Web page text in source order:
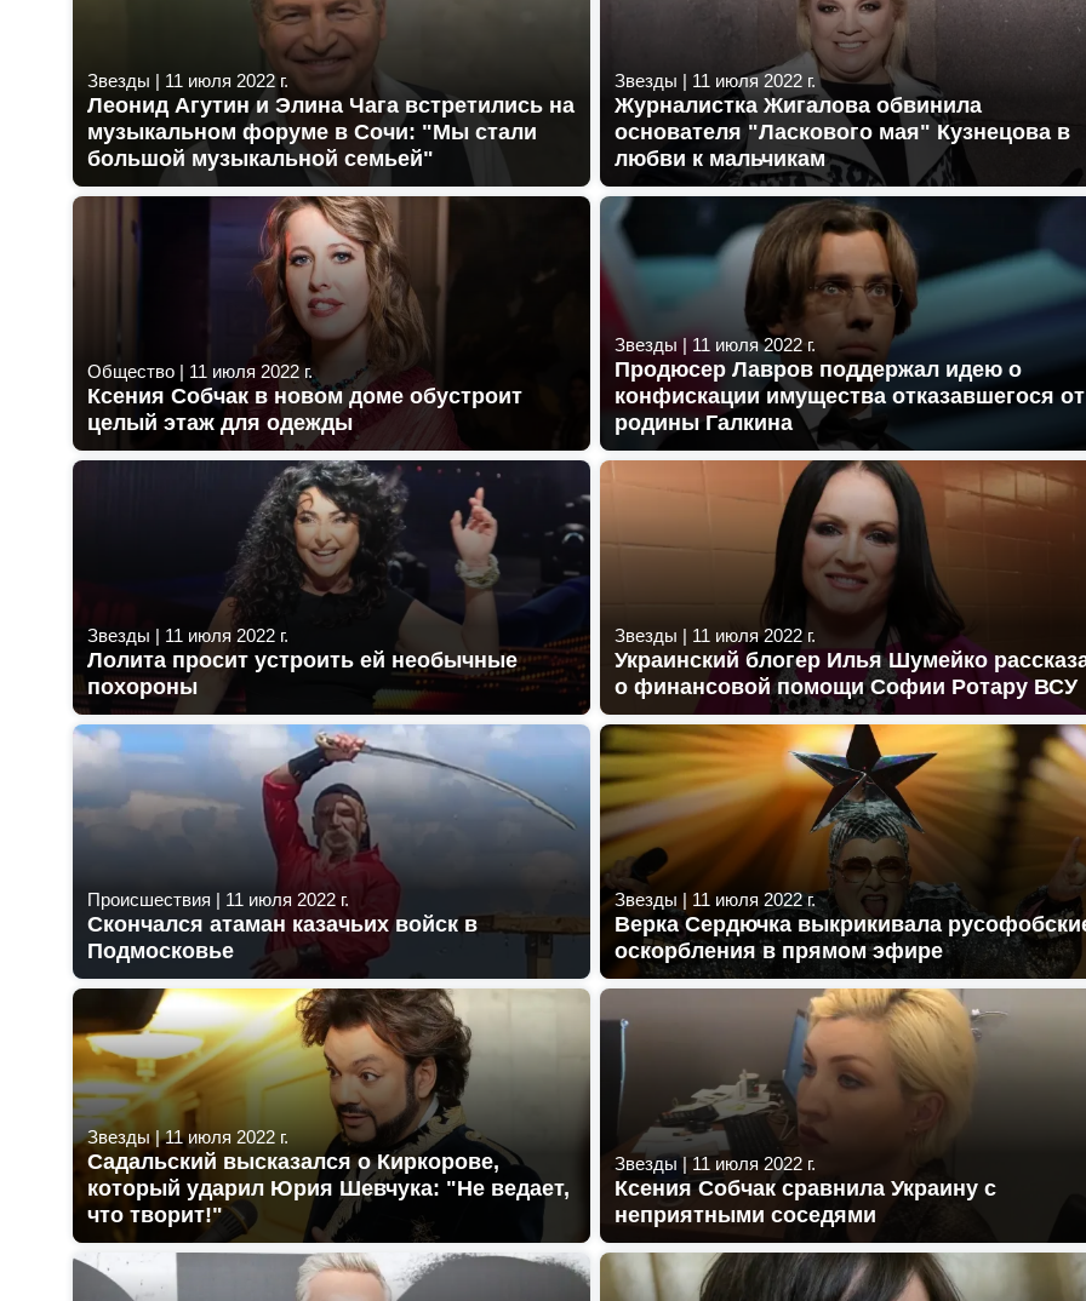
Звезды | 11 июля 2022 г.
Леонид Агутин и Элина Чага встретились на
музыкальном форуме в Сочи: "Мы стали
большой музыкальной семьей"
Звезды | 11 июля 2022 г.
Журналистка Жигалова обвинила
основателя "Ласкового мая" Кузнецова в
любви к мальчикам
Общество | 11 июля 2022 г.
Ксения Собчак в новом доме обустроит
целый этаж для одежды
Звезды| 11 июля 2022 г.
Продюсер Лавров поддержал идею о
конфискации имущества отказавшегося от
родины Галкина
Звезды | 11 июля 2022 г.
Лолита просит устроить ей необычные
похороны
Звезды | 11 июля 2022 г.
Украинский блогер Илья Шумейко
о финансовой помощи Софии Ротару ВСУ
Происшествия | 11 июля 2022 г.
Скончался атаман казачьих войск в
Подмосковье
Звезды | 11 июля 2022 г.
Верка Сердючка выкрикивала
оскорбления в прямом эфире
Звезды|11 июля 2022 г.
Садальский высказался о Киркорове,
который ударил Юрия Шевчука: "Не ведает,
что творит!"
Звезды |11 июля 2022 г.
Ксения Собчак сравнила Украину с
неприятными соседями